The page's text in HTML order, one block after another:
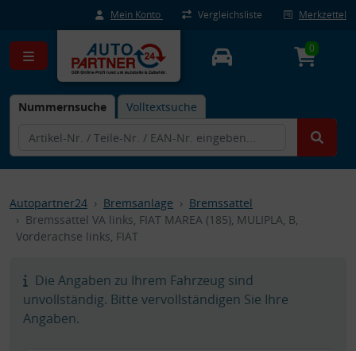
Mein Konto Vergleichsliste Merkzettel
Nummernsuche Volltextsuche
0
Autopartner24 Bremsanlage
Bremssattel
Bremssattel VA links, FIAT MAREA (185), MULIPLA, B,
Vorderachse links, FIAT
Die Angaben zu Ihrem Fahrzeug sind
unvollständig. Bitte vervollständigen Sie Ihre
Angaben.